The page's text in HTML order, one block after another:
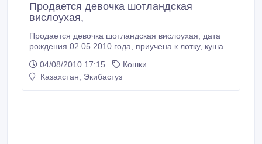
Продается девочка шотландская
вислоухая,
Продается девочка шотландская вислоухая, дата
рождения 02.05.2010 года, приучена к лотку, кушает
породы, с евро туалетом, миской и когтедралкой..
04/08/2010 17:15
Кошки
Казахстан, Экибастуз